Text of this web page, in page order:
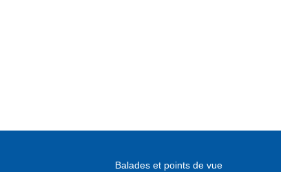
Balades et points de vue